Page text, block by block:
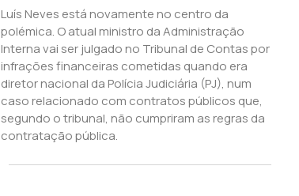
Luís Neves está novamente no centro da
polémica. O atual ministro da Administração
Interna vai ser julgado no Tribunal de Contas por
infrações financeiras cometidas quando era
diretor nacional da Polícia Judiciária (PJ), num
caso relacionado com contratos públicos que,
segundo o tribunal, não cumpriram as regras da
contratação pública.